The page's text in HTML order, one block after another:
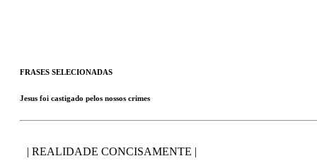
FRASES SELECIONADAS
Jesus foi castigado pelos nossos crimes
| REALIDADE CONCISAMENTE |